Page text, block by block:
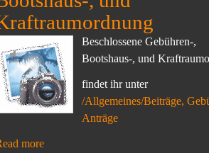
Beschlossene Gebühren-,
Bootshaus-, und
findet ihr unter
/Allgemeines/Beiträge,
Anträge
more